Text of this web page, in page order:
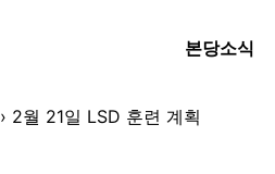
본당소식
› 2월 21일 LSD 훈련 계획